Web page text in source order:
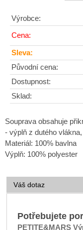
Výrobce:
Cena:
Sleva:
Původní cena:
Dostupnost:
Sklad:
Souprava obsahuje
- výplň z dutého
Materiál: 100% bavlna
Výplň: 100% polyester
Váš dotaz
Potřebujete
PETITE&MARS